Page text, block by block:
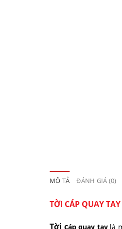
MÔ TẢ ĐÁNH GIÁ (0)
TỜI CÁP QUAY
Tời cáp quay taylà